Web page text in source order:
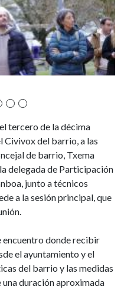
tercero de la décima
Civivox del barrio, a las
de barrio, Txema
delegada de Participación
junto a técnicos
a la sesión principal, que
encuentro donde recibir
el ayuntamiento y el
del barrio y las medidas
duración aproximada